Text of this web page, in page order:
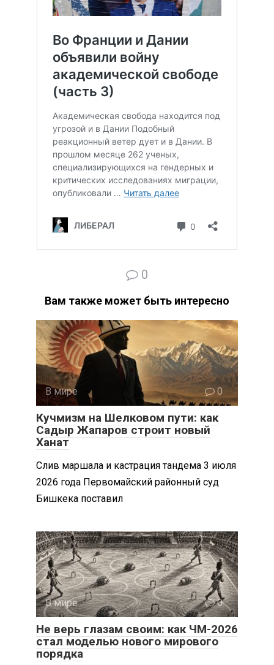
0
Вам также может быть интересно
В мире 0
Кучмизм на Шелковом пути: как
Садыр Жапаров строит новый
Ханат
Слив маршала и кастрация тандема 3 июля
2026 года Первомайский районный суд
Бишкека поставил
В мире 0
Не верь глазам своим: как ЧМ-2026
стал моделью нового мирового
порядка